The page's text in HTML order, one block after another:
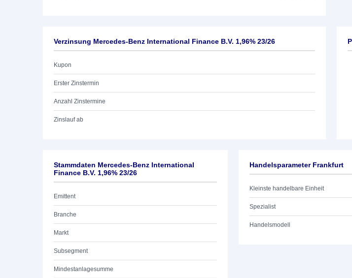
Verzinsung Mercedes-Benz International Finance B.V. 1,96% 23/26
Kupon
Erster Zinstermin
Anzahl Zinstermine
Zinslauf ab
Stammdaten Mercedes-Benz International
Finance B.V. 1,96% 23/26
Emittent
Branche
Markt
Subsegment
Mindestanlagesumme
Handelsparameter Frankfurt
Kleinste handelbare Einheit
Spezialist
Handelsmodell